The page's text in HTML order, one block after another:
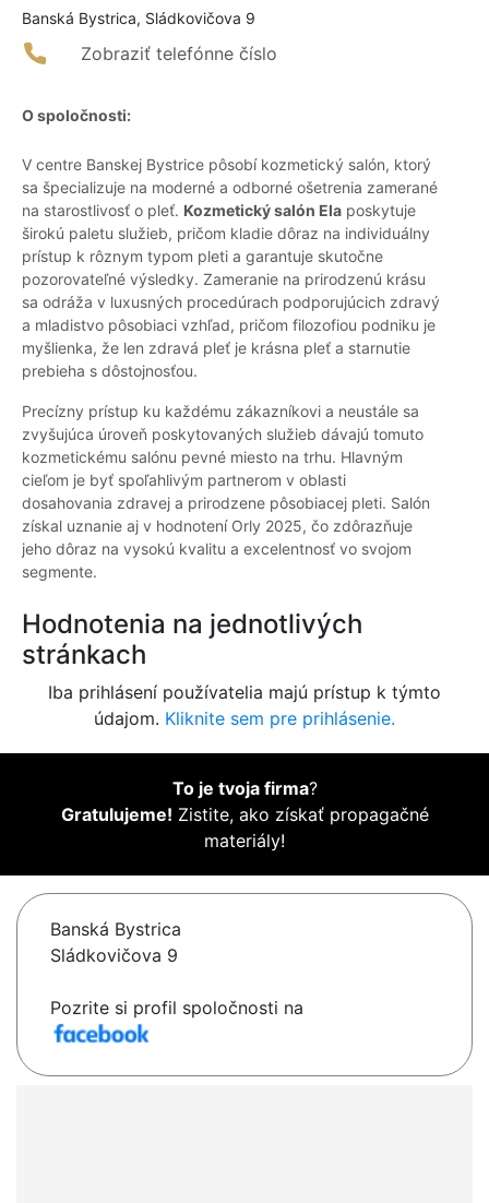
Banská Bystrica, Sládkovičova 9
Zobraziť telefónne číslo
O spoločnosti:
V centre Banskej Bystrice pôsobí kozmetický salón, ktorý
sa špecializuje na moderné a odborné ošetrenia zamerané
na starostlivosť o pleť. Kozmetický salón Ela poskytuje
širokú paletu služieb, pričom kladie dôraz na individuálny
prístup k rôznym typom pleti a garantuje skutočne
pozorovateľné výsledky. Zameranie na prirodzenú krásu
sa odráža v luxusných procedúrach podporujúcich zdravý
a mladistvo pôsobiaci vzhľad, pričom filozofiou podniku je
myšlienka, že len zdravá pleť je krásna pleť a starnutie
prebieha s dôstojnosťou.
Precízny prístup ku každému zákazníkovi a neustále sa
zvyšujúca úroveň poskytovaných služieb dávajú tomuto
kozmetickému salónu pevné miesto na trhu. Hlavným
cieľom je byť spoľahlivým partnerom v oblasti
dosahovania zdravej a prirodzene pôsobiacej pleti. Salón
získal uznanie aj v hodnotení Orly 2025, čo zdôrazňuje
jeho dôraz na vysokú kvalitu a excelentnosť vo svojom
segmente.
Hodnotenia na jednotlivých
stránkach
Iba prihlásení používatelia majú prístup k týmto
údajom. Kliknite sem pre prihlásenie.
To je tvoja firma?
Gratulujeme! Zistite, ako získať propagačné
materiály!
Banská Bystrica
Sládkovičova 9
Pozrite si profil spoločnosti na